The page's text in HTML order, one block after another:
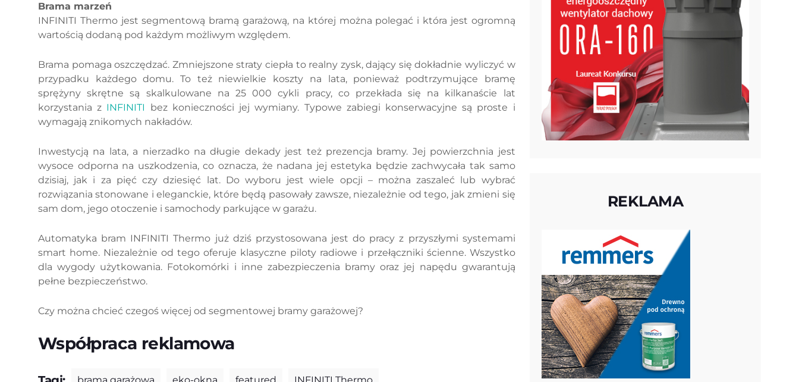
Brama marzeń
INFINITI Thermo jest segmentową bramą garażową, na której można polegać i która jest ogromną
wartością dodaną pod każdym możliwym względem.
Brama pomaga oszczędzać. Zmniejszone straty ciepła to realny zysk, dający się dokładnie wyliczyć w
przypadku każdego domu. To też niewielkie koszty na lata, ponieważ podtrzymujące bramę
sprężyny skrętne są skalkulowane na 25 000 cykli pracy, co przekłada się na kilkanaście lat
korzystania z INFINITI
bez konieczności jej wymiany. Typowe zabiegi konserwacyjne są proste i
wymagają znikomych nakładów.
Inwestycją na lata, a nierzadko na długie dekady jest też prezencja bramy. Jej powierzchnia jest
wysoce odporna na uszkodzenia, co oznacza, że nadana jej estetyka będzie zachwycała tak samo
dzisiaj, jak i za pięć czy dziesięć lat. Do wyboru jest wiele opcji – można zaszaleć lub wybrać
rozwiązania stonowane i eleganckie, które będą pasowały zawsze, niezależnie od tego, jak zmieni się
sam dom, jego otoczenie i samochody parkujące w garażu.
Automatyka bram INFINITI Thermo już dziś przystosowana jest do pracy z przyszłymi systemami
smart home. Niezależnie od tego oferuje klasyczne piloty radiowe i przełączniki ścienne. Wszystko
dla wygody użytkowania. Fotokomórki i inne zabezpieczenia bramy oraz jej napędu gwarantują
pełne bezpieczeństwo.
Czy można chcieć czegoś więcej od segmentowej bramy garażowej?
Współpraca reklamowa
REKLAMA